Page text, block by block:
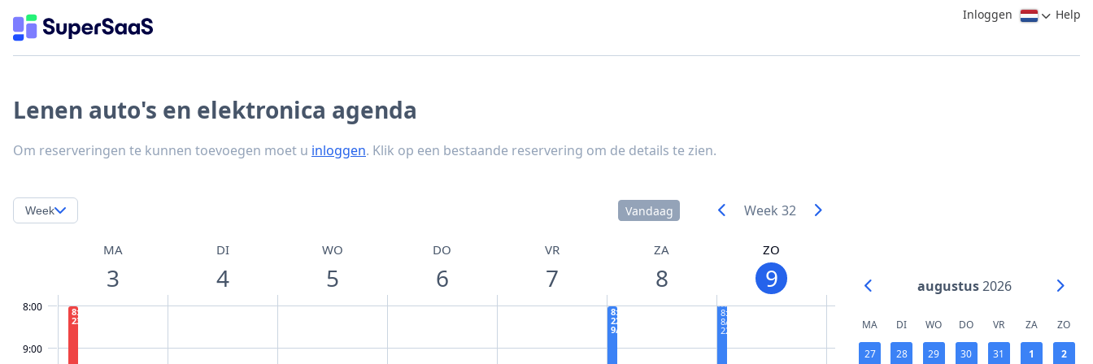
Inloggen Help
Lenen auto's en elektronica agenda
Om reserveringen te kunnen toevoegen moet u inloggen. Klik op een bestaande reservering om de details te zien.
augustus2026
MA DI WO DO VR ZA ZO
27 28 29 30 31 1 2
Week 32
Vandaag
Week
MA
3
DI
4
WO
5
DO
6
VR
7
ZA
8
ZO
9
8:00
9:00
8:00 −
23:00
8:00 −
22:00
9/8
8:00
8/8 −
22:00